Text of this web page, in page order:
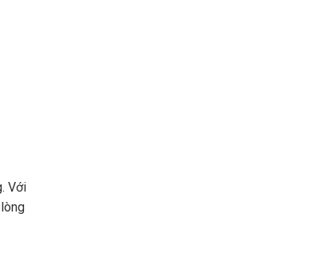
Với